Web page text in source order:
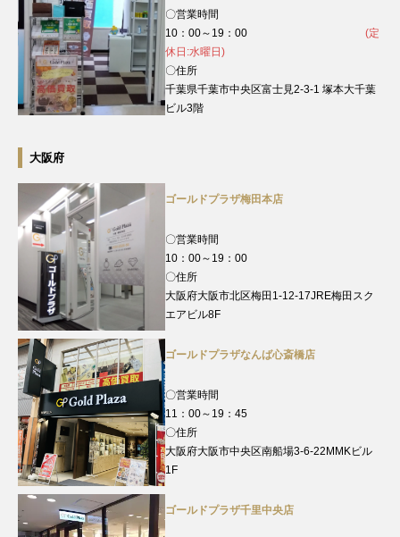
〇営業時間
10：00～19：00 (定
休日:水曜日)
〇住所
千葉県千葉市中央区富士見2-3-1 塚本大千葉
ビル3階
大阪府
ゴールドプラザ梅田本店
〇営業時間
10：00～19：00
〇住所
大阪府大阪市北区梅田1-12-17JRE梅田スク
エアビル8F
ゴールドプラザなんば心斎橋店
〇営業時間
11：00～19：45
〇住所
大阪府大阪市中央区南船場3-6-22MMKビル
1F
ゴールドプラザ千里中央店